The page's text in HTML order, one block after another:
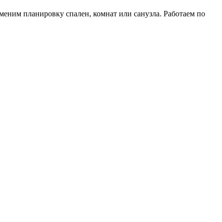
планировку спален, комнат или санузла. Работаем по